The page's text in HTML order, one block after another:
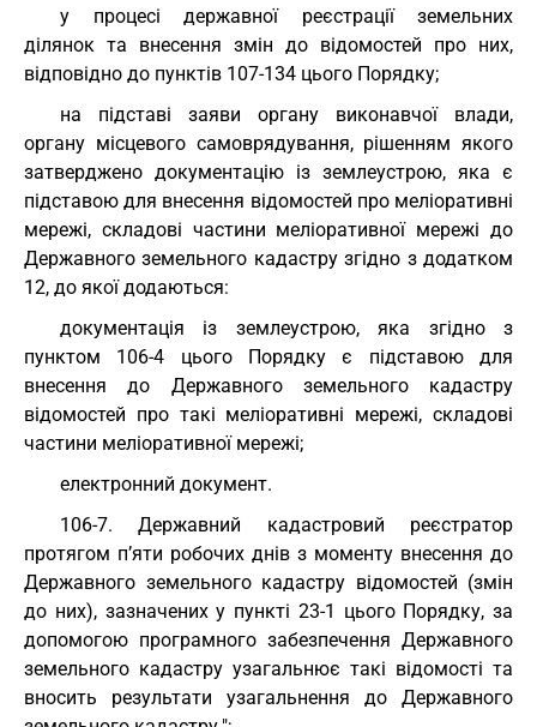
у процесі державної реєстрації земельних
ділянок та внесення змін до відомостей про них,
відповідно до пунктів 107-134 цього Порядку;
на підставі заяви органу виконавчої влади,
органу місцевого самоврядування, рішенням якого
затверджено документацію із землеустрою, яка є
підставою для внесення відомостей про меліоративні
мережі, складові частини меліоративної мережі до
Державного земельного кадастру згідно з додатком
12, до якої додаються:
документація із землеустрою, яка згідно з
пунктом 106-4 цього Порядку є підставою для
внесення до Державного земельного кадастру
відомостей про такі меліоративні мережі, складові
частини меліоративної мережі;
електронний документ.
106-7. Державний кадастровий реєстратор
протягом п’яти робочих днів з моменту внесення до
Державного земельного кадастру відомостей (змін
до них), зазначених у пункті 23-1 цього Порядку, за
допомогою програмного забезпечення Державного
земельного кадастру узагальнює такі відомості та
вносить результати узагальнення до Державного